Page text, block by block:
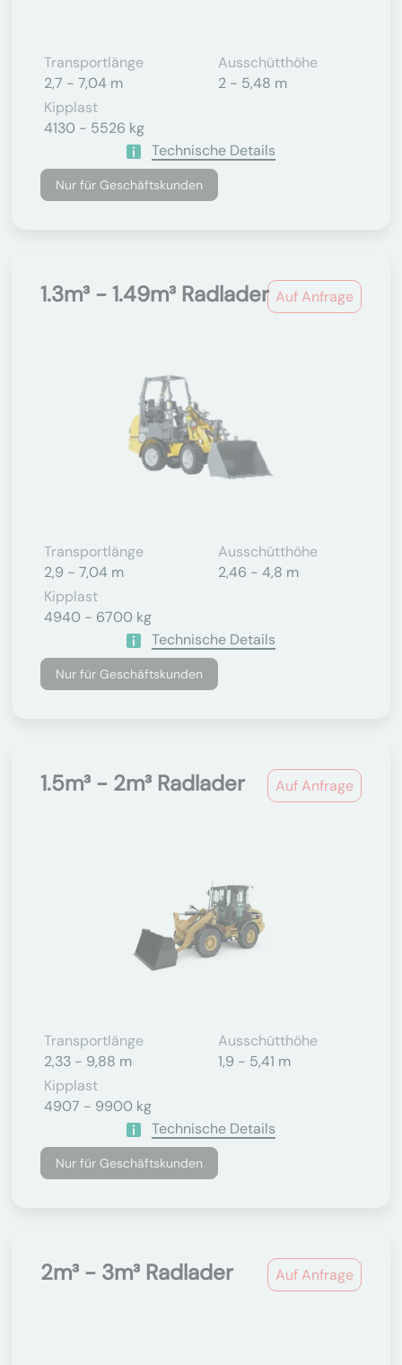
Transportlänge
2,7 - 7,04 m
Ausschütthöhe
2 - 5,48 m
Kipplast
4130 - 5526 kg
Technische Details
Nur für Geschäftskunden
Auf Anfrage
1.3m³ - 1.49m³ Radlader
Transportlänge
2,9 - 7,04 m
Ausschütthöhe
2,46 - 4,8 m
Kipplast
4940 - 6700 kg
Technische Details
Nur für Geschäftskunden
Auf Anfrage
1.5m³ - 2m³ Radlader
Transportlänge
2,33 - 9,88 m
Ausschütthöhe
1,9 - 5,41 m
Kipplast
4907 - 9900 kg
Technische Details
Nur für Geschäftskunden
Auf Anfrage
2m³ - 3m³ Radlader